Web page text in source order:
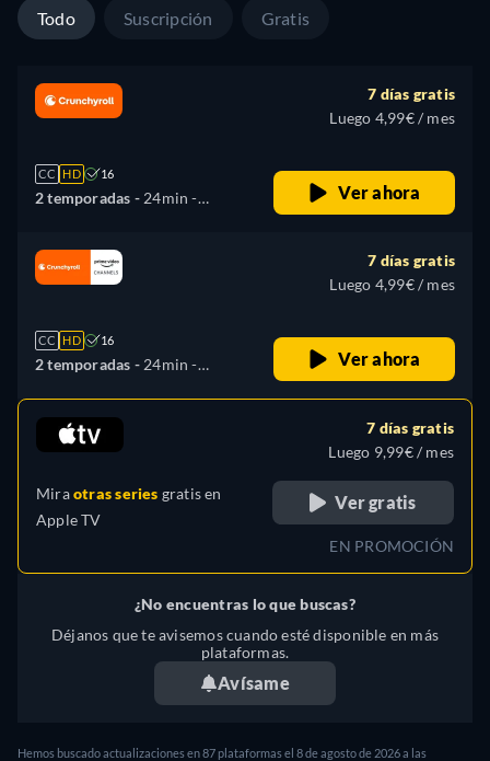
Portugués
Todo Suscripción Gratis
CC HD 16
2 temporadas - 24min -
Inglés, Francés, Italiano,
Japonés, Coreano, Polaco,
7 días gratis
Luego 4,99€ / mes
Ver ahora
CC HD 16
2 temporadas - 24min -
7 días gratis
Luego 4,99€ / mes
Ver ahora
Miraotras series gratis en
Apple TV
7 días gratis
Luego 9,99€ / mes
Ver gratis
EN PROMOCIÓN
¿No encuentras lo que buscas?
Déjanos que te avisemos cuando esté disponible en más
plataformas.
Avísame
Hemos buscado actualizaciones en87plataformas el 8 de agosto de 2026 a las